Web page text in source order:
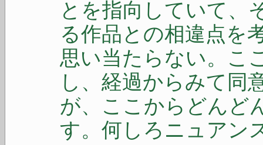
とを指向していて、
る作品との相違点を
思い当たらない。こ
し、経過からみて同
が、ここからどんど
す。何しろニュアン